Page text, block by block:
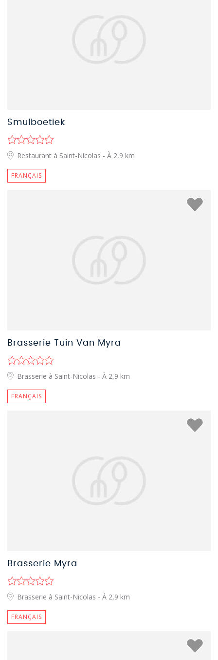
Smulboetiek
Restaurant à Saint-Nicolas - À 2,9 km
FRANÇAIS
Brasserie Tuin Van Myra
Brasserie à Saint-Nicolas - À 2,9 km
FRANÇAIS
Brasserie Myra
Brasserie à Saint-Nicolas - À 2,9 km
FRANÇAIS